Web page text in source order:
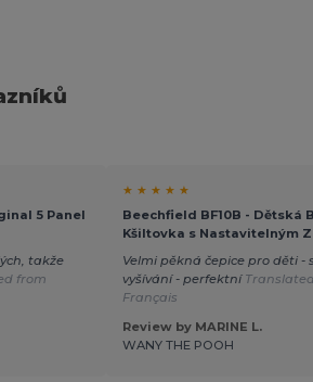
5 Panel
takže
from
★ ★ ★ ★ ★
Beechfield BF10B - Dětská
Kšiltovka s Nastavitelným
Velmi pěkná čepice pro děti -
vyšívání - perfektní
Français
Review by MARINE L.
WANY THE POOH